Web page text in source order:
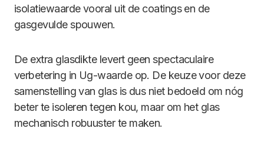
isolatiewaarde vooral uit de coatings en de
gasgevulde spouwen.
De extra glasdikte levert geen spectaculaire
verbetering in Ug-waarde op. De keuze voor deze
samenstelling van glas is dus niet bedoeld om nóg
beter te isoleren tegen kou, maar om het glas
mechanisch robuuster te maken.